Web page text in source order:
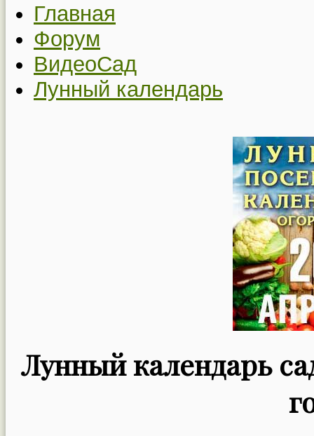
Главная
Форум
ВидеоСад
Лунный календарь
Лунный календарь